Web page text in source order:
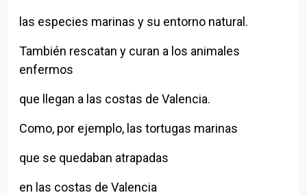
las especies marinas y su entorno natural.
También rescatan y curan a los animales
enfermos
que llegan a las costas de Valencia.
Como, por ejemplo, las tortugas marinas
que se quedaban atrapadas
en las costas de Valencia